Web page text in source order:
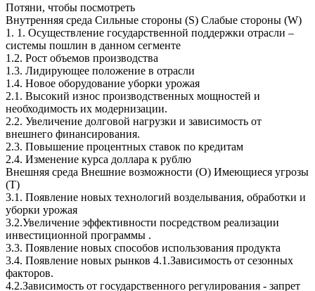
Потяни, чтобы посмотреть
Внутренняя среда Сильные стороны (S) Слабые стороны (W)
1. 1. Осуществление государственной поддержки отрасли –
системы пошлин в данном сегменте
1.2. Рост объемов производства
1.3. Лидирующее положение в отрасли
1.4. Новое оборудование уборки урожая
2.1. Высокий износ производственных мощностей и
необходимость их модернизации.
2.2. Увеличение долговой нагрузки и зависимость от
внешнего финансирования.
2.3. Повышение процентных ставок по кредитам
2.4. Изменение курса доллара к рублю
Внешняя среда Внешние возможности (O) Имеющиеся угрозы
(T)
3.1. Появление новых технологий возделывания, обработки и
уборки урожая
3.2.Увеличение эффективности посредством реализации
инвестиционной программы .
3.3. Появление новых способов использования продукта
3.4. Появление новых рынков 4.1.Зависимость от сезонных
факторов.
4.2.Зависимость от государственного регулирования - запрет